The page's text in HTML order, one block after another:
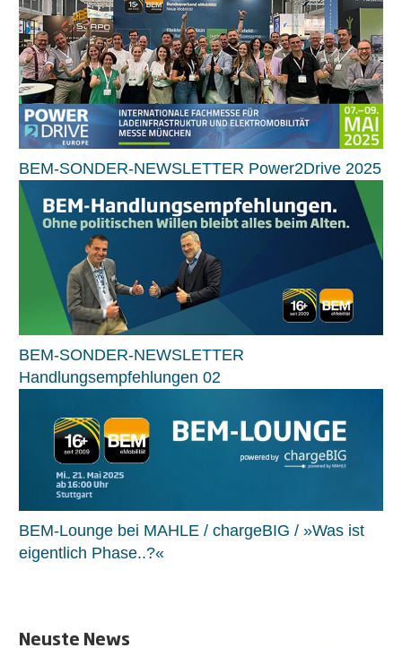
BEM-SONDER-NEWSLETTER Power2Drive 2025
BEM-SONDER-NEWSLETTER
Handlungsempfehlungen 02
BEM-Lounge bei MAHLE / chargeBIG / »Was ist
eigentlich Phase..?«
Neuste News